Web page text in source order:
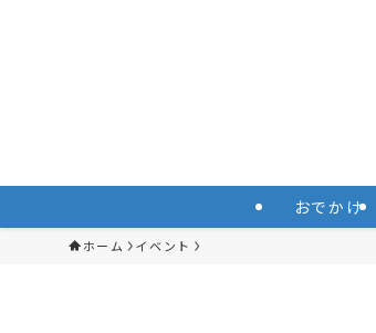
おでかけ
ホーム イベント